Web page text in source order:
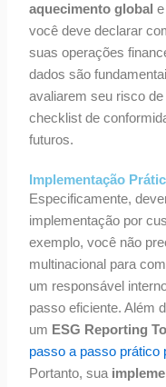
aquecimento global
você deve declarar
suas operações
dados são
avaliarem seu risco
checklist de
futuros.
Implementação
Especificamente,
implementação por
exemplo, você não
multinacional para
um responsável
passo eficiente. Além
um ESG Reporting
passo a passo prático
Portanto, sua